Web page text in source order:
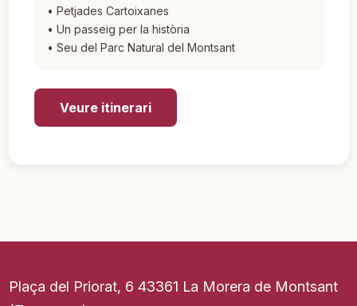
• Petjades Cartoixanes
• Un passeig per la història
• Seu del Parc Natural del Montsant
Veure itinerari
Plaça del Priorat, 6 43361 La Morera de Montsant